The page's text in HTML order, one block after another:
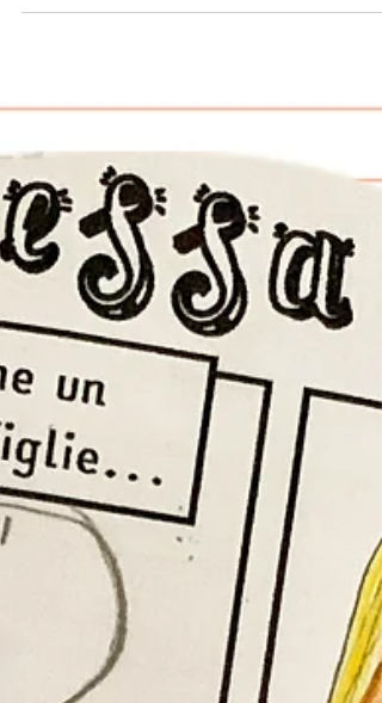
per Donzelli editore è un albo che gioca con l’idea di casa